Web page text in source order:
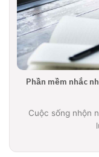
Phần mềm nhắc
Cuộc sống nhộn